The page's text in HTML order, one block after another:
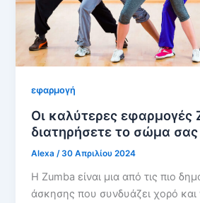
εφαρμογή
Οι καλύτερες εφαρμογές
διατηρήσετε το σώμα σας
Alexa/30 Απριλίου 2024
Η Zumba είναι μια από τις πιο
άσκησης που συνδυάζει χορό